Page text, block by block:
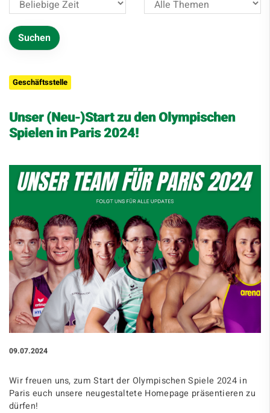
Geschäftsstelle
Unser (Neu-)Start zu den Olympischen
Spielen in Paris 2024!
09.07.2024
Wir freuen uns, zum Start der Olympischen Spiele 2024 in
Paris euch unsere neugestaltete Homepage präsentieren zu
dürfen!